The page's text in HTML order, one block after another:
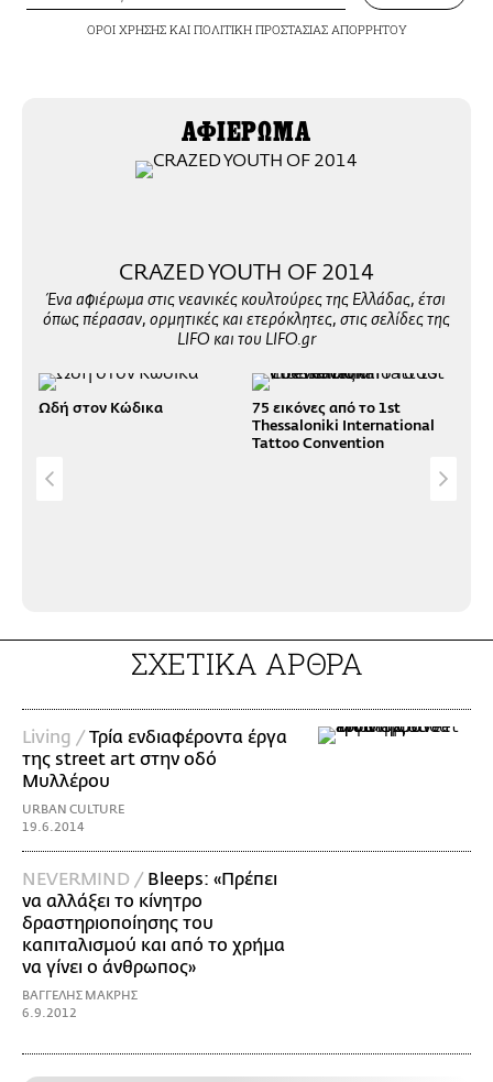
ΟΡΟΙ ΧΡΗΣΗΣΚΑΙ ΠΟΛΙΤΙΚΗ ΠΡΟΣΤΑΣΙΑΣ ΑΠΟΡΡΗΤΟΥ
ΑΦΙΕΡΩΜΑ
CRAZED YOUTH OF 2014
Ένα αφιέρωμα στις νεανικές κουλτούρες της Ελλάδας, έτσι
όπως πέρασαν, ορμητικές και ετερόκλητες, στις σελίδες της
LIFO και του LIFO.gr
Ωδή στον Κώδικα
75 εικόνες από το 1st
Thessaloniki International
Tattoo Convention
ΣΧΕΤΙΚΑ ΑΡΘΡΑ
Living /Τρία ενδιαφέροντα έργα
της street art στην οδό
Μυλλέρου
URBAN CULTURE
19.6.2014
NEVERMIND / Bleeps: «Πρέπει
να αλλάξει το κίνητρο
δραστηριοποίησης του
καπιταλισμού και από το χρήμα
να γίνει ο άνθρωπος»
ΒΑΓΓΕΛΗΣ ΜΑΚΡΗΣ
6.9.2012